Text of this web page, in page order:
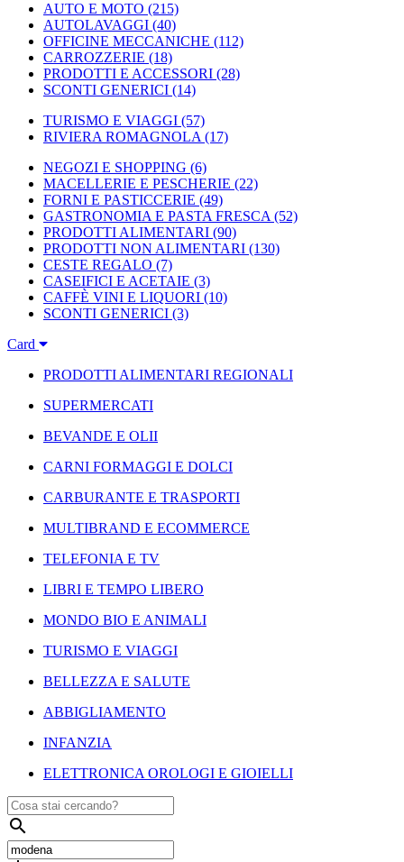
AUTO E MOTO (215)
AUTOLAVAGGI (40)
OFFICINE MECCANICHE (112)
CARROZZERIE (18)
PRODOTTI E ACCESSORI (28)
SCONTI GENERICI (14)
TURISMO E VIAGGI (57)
RIVIERA ROMAGNOLA (17)
NEGOZI E SHOPPING (6)
MACELLERIE E PESCHERIE (22)
FORNI E PASTICCERIE (49)
GASTRONOMIA E PASTA FRESCA (52)
PRODOTTI ALIMENTARI (90)
PRODOTTI NON ALIMENTARI (130)
CESTE REGALO (7)
CASEIFICI E ACETAIE (3)
CAFFÈ VINI E LIQUORI (10)
SCONTI GENERICI (3)
Card
PRODOTTI ALIMENTARI REGIONALI
SUPERMERCATI
BEVANDE E OLII
CARNI FORMAGGI E DOLCI
CARBURANTE E TRASPORTI
MULTIBRAND E ECOMMERCE
TELEFONIA E TV
LIBRI E TEMPO LIBERO
MONDO BIO E ANIMALI
TURISMO E VIAGGI
BELLEZZA E SALUTE
ABBIGLIAMENTO
INFANZIA
ELETTRONICA OROLOGI E GIOIELLI
